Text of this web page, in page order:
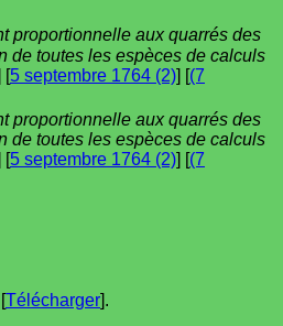
proportionnelle aux quarrés des
de toutes les espèces de calculs
[5 septembre 1764 (2)] [(7
proportionnelle aux quarrés des
de toutes les espèces de calculs
[5 septembre 1764 (2)] [(7
Télécharger].